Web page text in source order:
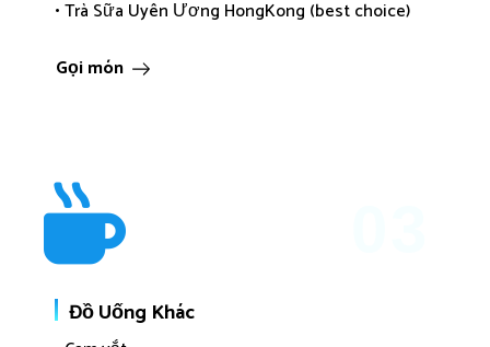
• Trà Sữa Uyên Ương HongKong (best choice)
Gọi món
Đồ Uống Khác